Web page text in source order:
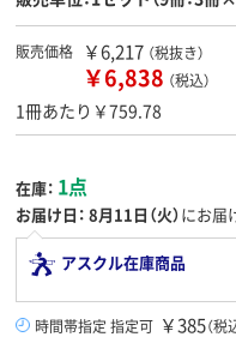
販売価格 ￥6,217 （税抜き）
￥6,838 （税込）
1冊あたり￥759.78
在庫： 1点
お届け日： 8月11日（火）にお届
アスクル在庫商品
時間帯指定 指定可 ￥385（税